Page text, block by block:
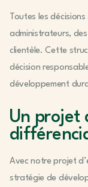
Toutes les
administrateurs,
clientèle. Cette
décision
développement
Un projet
Avec notre projet
stratégie de